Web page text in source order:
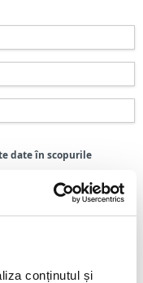
conținutul și
date în scopurile